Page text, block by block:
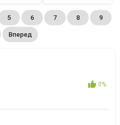
0%
5 6 7 8 9
Вперед